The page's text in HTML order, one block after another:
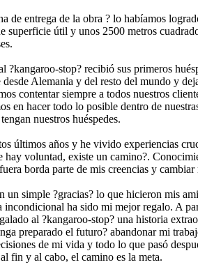
de entrega de la obra ? lo habíamos
superficie útil y unos 2500 metros
?kangaroo-stop? recibió sus primeros
desde Alemania y del resto del mundo y
contentar siempre a todos nuestros
en hacer todo lo posible dentro de
nuestros huéspedes.
últimos años y he vivido experiencias
hay voluntad, existe un camino?.
borda parte de mis creencias y
un simple ?gracias? lo que hicieron mis
incondicional ha sido mi mejor regalo. A
al ?kangaroo-stop? una historia
preparado el futuro? abandonar mi
de mi vida y todo lo que pasó
fin y al cabo, el camino es la meta.